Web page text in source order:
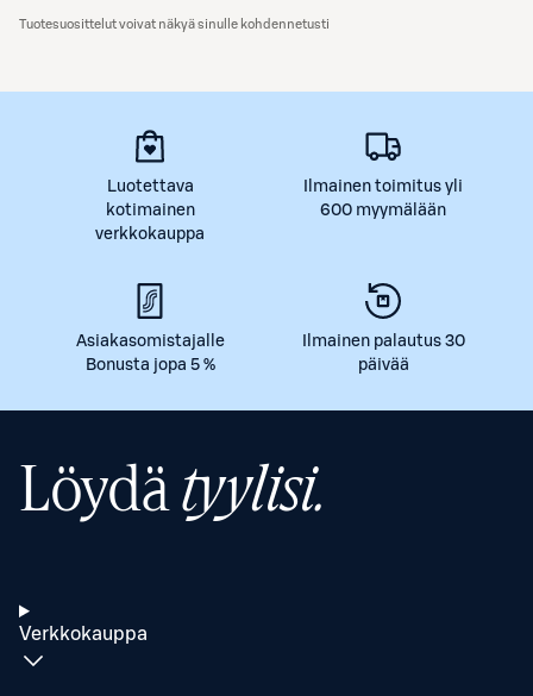
Tuotesuosittelut voivat näkyä sinulle kohdennetusti
Luotettava
kotimainen
verkkokauppa
Ilmainen toimitus yli
600 myymälään
Asiakasomistajalle
Bonusta jopa 5 %
Ilmainen palautus 30
päivää
Löydätyylisi.
Verkkokauppa